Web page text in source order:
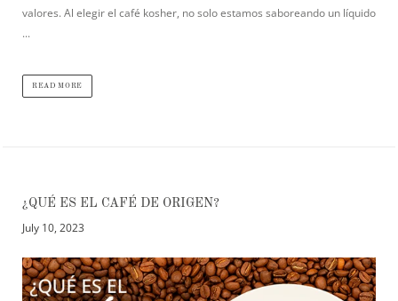
valores. Al elegir el café kosher, no solo estamos saboreando un líquido
...
READ MORE
¿QUÉ ES EL CAFÉ DE ORIGEN?
July 10, 2023